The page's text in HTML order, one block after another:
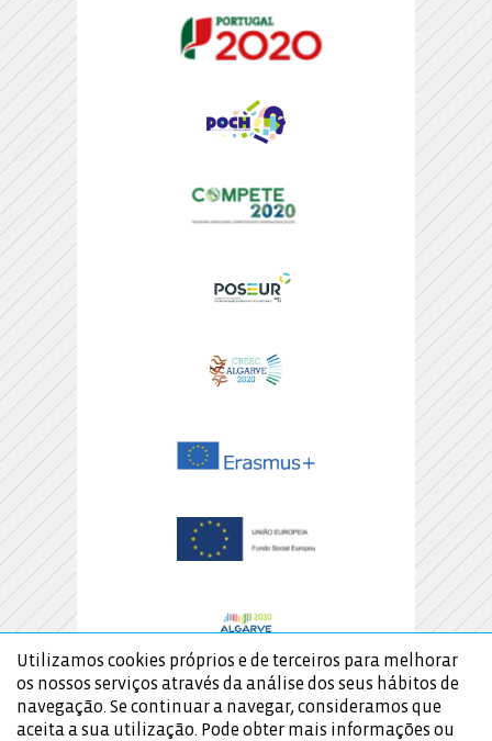
Utilizamos cookies próprios e de terceiros para melhorar
os nossos serviços através da análise dos seus hábitos de
navegação. Se continuar a navegar, consideramos que
aceita a sua utilização. Pode obter mais informações ou